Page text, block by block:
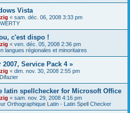
Vista
« sam. déc. 06, 2008 3:33 pm
c'est dispo !
« ven. déc. 05, 2008 2:36 pm
langues régionales et minoritaires
Service Pack 4 »
« dim. nov. 30, 2008 2:55 pm
latin spellchecker for Microsoft Office
« sam. nov. 29, 2008 4:16 pm
Orthographique Latin - Latin Spell Checker